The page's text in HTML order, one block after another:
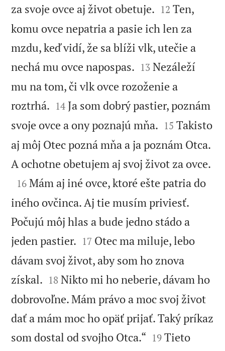
za svoje ovce aj život obetuje. 

12 Ten,
komu ovce nepatria a pasie ich len za
mzdu, keď vidí, že sa blíži vlk, utečie a
nechá mu ovce napospas. 

13 Nezáleží
mu na tom, či vlk ovce rozoženie a
roztrhá. 

14 Ja som dobrý pastier, poznám
svoje ovce a ony poznajú mňa. 

15 Takisto
aj môj Otec pozná mňa a ja poznám Otca.
A ochotne obetujem aj svoj život za ovce.

16 Mám aj iné ovce, ktoré ešte patria do
iného ovčinca. Aj tie musím priviesť.
Počujú môj hlas a bude jedno stádo a
jeden pastier. 

17 Otec ma miluje, lebo
dávam svoj život, aby som ho znova
získal. 

18 Nikto mi ho neberie, dávam ho
dobrovoľne. Mám právo a moc svoj život
dať a mám moc ho opäť prijať. Taký príkaz
som dostal od svojho Otca.“ 

19 Tieto